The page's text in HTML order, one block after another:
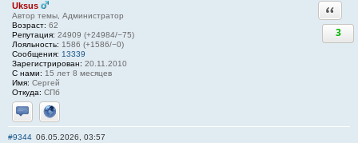
Uksus
Автор темы, Администратор
Возраст: 62
Репутация: 24909 (+24984/−75)
Лояльность: 1586 (+1586/−0)
Сообщения: 13339
Зарегистрирован: 20.11.2010
С нами: 15 лет 8 месяцев
Имя: Сергей
Откуда: СПб
Отправить личное сообщение
Сайт
3
#9344 06.05.2026, 03:57